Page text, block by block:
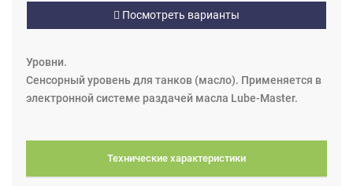
Посмотреть варианты
Уровни.
Сенсорный уровень для танков (масло). Применяется в
электронной системе раздачей масла Lube-Master.
Технические характеристики